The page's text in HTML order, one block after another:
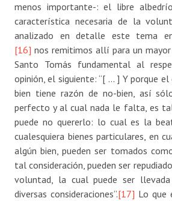
menos importante-: el libre
característica necesaria de la
analizado en detalle este tema
[16] nos remitimos allí para un
Santo Tomás fundamental al
opinión, el siguiente: “[ … ] Y porque
bien tiene razón de no-bien, así
perfecto y al cual nada le falta, es
puede no quererlo: lo cual es la
cualesquiera bienes particulares, en
algún bien, pueden ser tomados
tal consideración, pueden ser
voluntad, la cual puede ser
diversas consideraciones”.[17] Lo que